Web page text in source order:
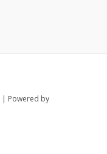
| Powered by